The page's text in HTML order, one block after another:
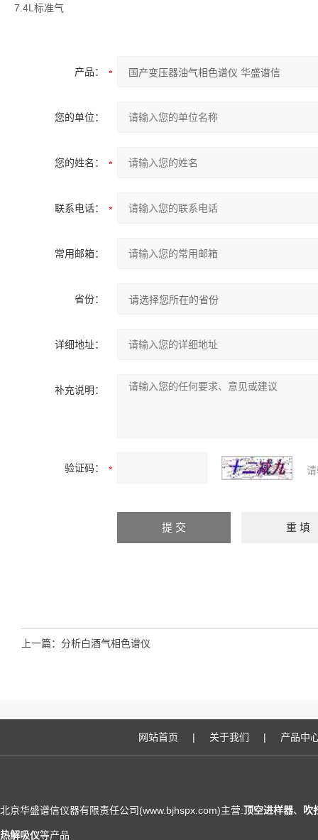
7.4L标准气
产品：
您的单位：
您的姓名：
联系电话：
常用邮箱：
省份：
详细地址：
补充说明：
验证码：
上一篇： 分析白酒气相色谱仪
网站首页 | 关于我们 | 产品中
北京华盛谱信仪器有限责任公司(www.bjhspx.com)主营:顶空进样器、 吹
热解吸仪等产品